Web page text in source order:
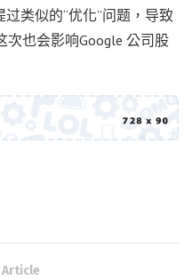
类似的“优化”问题，导致
次也会影响Google 公司股